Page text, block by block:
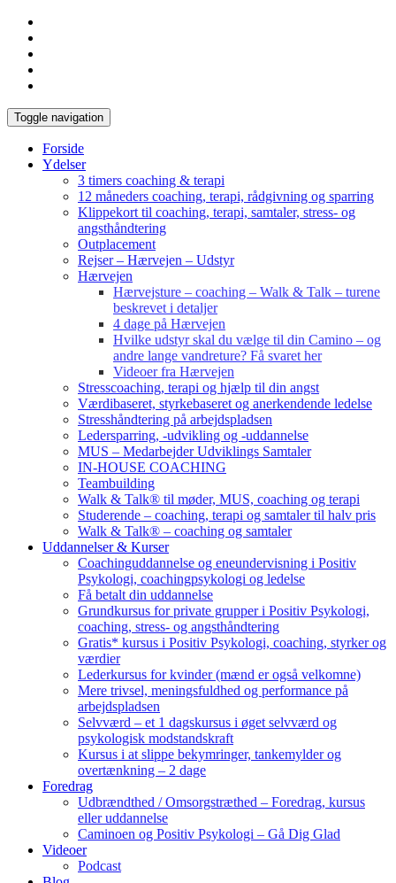
Toggle navigation
Forside
Ydelser
3 timers coaching & terapi
12 måneders coaching, terapi, rådgivning og sparring
Klippekort til coaching, terapi, samtaler, stress- og
angsthåndtering
Outplacement
Rejser – Hærvejen – Udstyr
Hærvejen
Hærvejsture – coaching – Walk & Talk – turene
beskrevet i detaljer
4 dage på Hærvejen
Hvilke udstyr skal du vælge til din Camino – og
andre lange vandreture? Få svaret her
Videoer fra Hærvejen
Stresscoaching, terapi og hjælp til din angst
Værdibaseret, styrkebaseret og anerkendende ledelse
Stresshåndtering på arbejdspladsen
Ledersparring, -udvikling og -uddannelse
MUS – Medarbejder Udviklings Samtaler
IN-HOUSE COACHING
Teambuilding
Walk & Talk® til møder, MUS, coaching og terapi
Studerende – coaching, terapi og samtaler til halv pris
Walk & Talk® – coaching og samtaler
Uddannelser & Kurser
Coachinguddannelse og eneundervisning i Positiv
Psykologi, coachingpsykologi og ledelse
Få betalt din uddannelse
Grundkursus for private grupper i Positiv Psykologi,
coaching, stress- og angsthåndtering
Gratis* kursus i Positiv Psykologi, coaching, styrker og
værdier
Lederkursus for kvinder (mænd er også velkomne)
Mere trivsel, meningsfuldhed og performance på
arbejdspladsen
Selvværd – et 1 dagskursus i øget selvværd og
psykologisk modstandskraft
Kursus i at slippe bekymringer, tankemylder og
overtænkning – 2 dage
Foredrag
Udbrændthed / Omsorgstræthed – Foredrag, kursus
eller uddannelse
Caminoen og Positiv Psykologi – Gå Dig Glad
Videoer
Podcast